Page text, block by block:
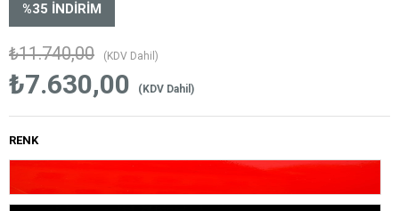
%35 İNDIRIM
₺11.740,00 (KDV Dahil)
₺7.630,00 (KDV Dahil)
RENK